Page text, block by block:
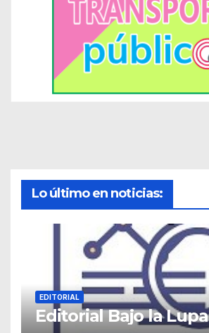
Lo último en noticias:
EDITORIAL
Editorial Bajo la Lupa